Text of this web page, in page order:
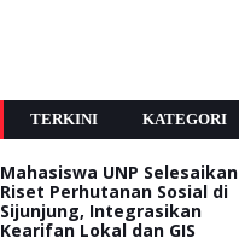
TERKINI KATEGORI
Mahasiswa UNP Selesaikan
Riset Perhutanan Sosial di
Sijunjung, Integrasikan
Kearifan Lokal dan GIS